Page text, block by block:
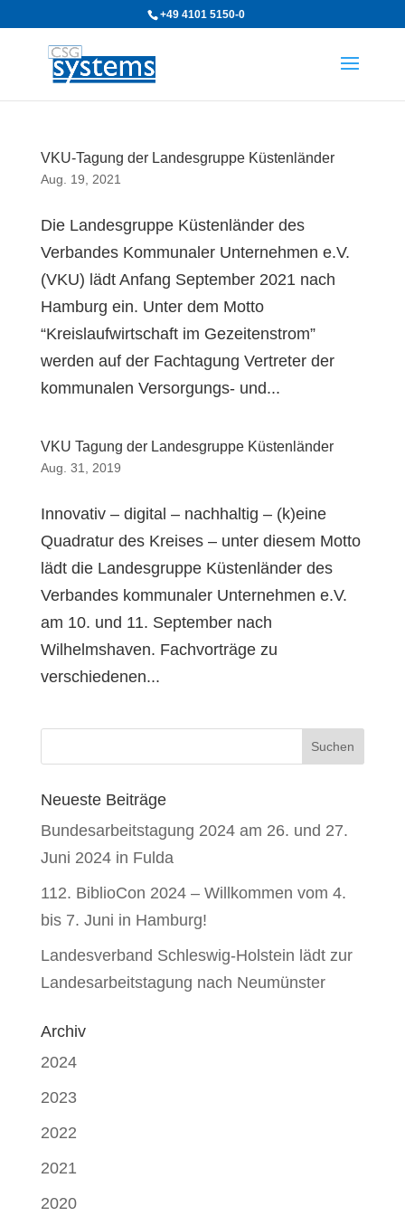
+49 4101 5150-0
VKU-Tagung der Landesgruppe Küstenländer
Aug. 19, 2021
Die Landesgruppe Küstenländer des
Verbandes Kommunaler Unternehmen e.V.
(VKU) lädt Anfang September 2021 nach
Hamburg ein. Unter dem Motto
“Kreislaufwirtschaft im Gezeitenstrom”
werden auf der Fachtagung Vertreter der
kommunalen Versorgungs- und...
VKU Tagung der Landesgruppe Küstenländer
Aug. 31, 2019
Innovativ – digital – nachhaltig – (k)eine
Quadratur des Kreises – unter diesem Motto
lädt die Landesgruppe Küstenländer des
Verbandes kommunaler Unternehmen e.V.
am 10. und 11. September nach
Wilhelmshaven. Fachvorträge zu
verschiedenen...
Neueste Beiträge
Bundesarbeitstagung 2024 am 26. und 27.
Juni 2024 in Fulda
112. BiblioCon 2024 – Willkommen vom 4.
bis 7. Juni in Hamburg!
Landesverband Schleswig-Holstein lädt zur
Landesarbeitstagung nach Neumünster
Archiv
2024
2023
2022
2021
2020